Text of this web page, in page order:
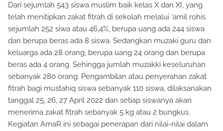
Dari sejumlah 543 siswa muslim baik kelas X dan XI, yang
telah menitipkan zakat fitrah di sekolah melalui ‘amil rohis
sejumlah 252 siwa atau 46,4%, berupa uang ada 244 siswa
dan berupa beras ada 8 siswa. Sedangkan muzaki guru dan
keluarga ada 28 orang, berupa uang 24 orang dan berupa
beras ada 4 orang. Sehingga jumlah muzakki keseluruhan
sebanyak 280 orang. Pengambilan atau penyerahan zakat
fitrah bagi mustahiq siswa sebanyak 110 siswa, dilaksanakan
tanggal 25, 26, 27 April 2022 dan setiap siswanya akan
menerima zakat fitrah sebanyak 5 kg atau 2 bungkus.
Kegiatan AmaR ini sebagai penerapan dari nilai-nilai dalam